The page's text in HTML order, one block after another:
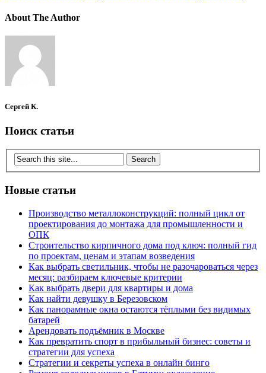
About The Author
Сергей К.
Поиск статьи
Новые статьи
Производство металлоконструкций: полный цикл от
проектирования до монтажа для промышленности и
ОПК
Строительство кирпичного дома под ключ: полный гид
по проектам, ценам и этапам возведения
Как выбрать светильник, чтобы не разочароваться через
месяц: разбираем ключевые критерии
Как выбрать двери для квартиры и дома
Как найти девушку в Березовском
Как панорамные окна остаются тёплыми без видимых
батарей
Арендовать подъёмник в Москве
Как превратить спорт в прибыльный бизнес: советы и
стратегии для успеха
Стратегии и секреты успеха в онлайн бинго